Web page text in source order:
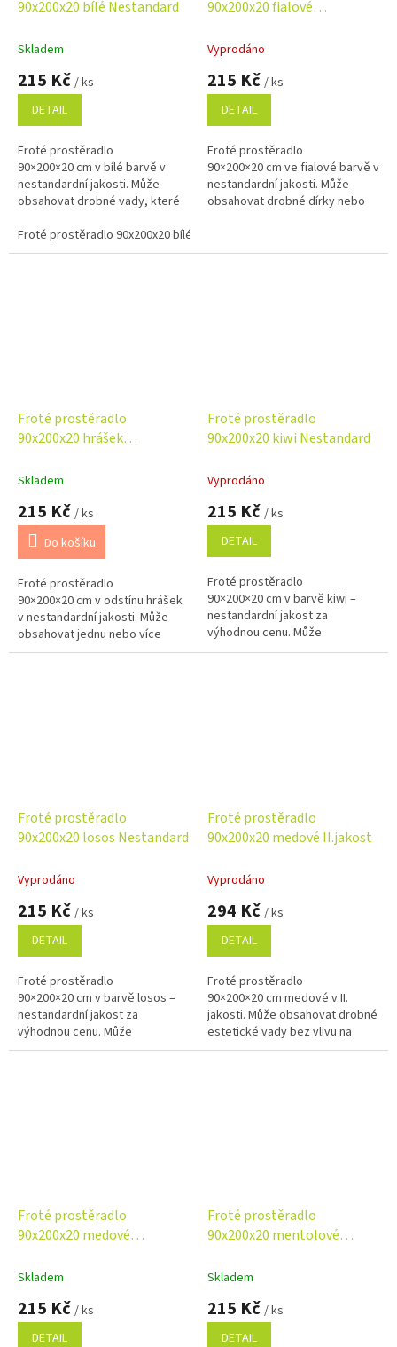
90x200x20 bílé Nestandard
Skladem
215 Kč / ks
DETAIL
Froté prostěradlo
90×200×20 cm v bílé barvě v
nestandardní jakosti. Může
obsahovat drobné vady, které
komfort. Příjemný materiál z
80 %...
Froté prostěradlo 90x200x20 bílé Nestandard
90x200x20 fialové
Vyprodáno
215 Kč / ks
DETAIL
Froté prostěradlo
90×200×20 cm ve fialové barvě v
nestandardní jakosti. Může
obsahovat drobné dírky nebo
z...
Froté prostěradlo
90x200x20 hrášek
Skladem
215 Kč / ks
Do košíku
Froté prostěradlo
90×200×20 cm v odstínu hrášek
v nestandardní jakosti. Může
obsahovat jednu nebo více
malých dírek, které lze snadno
Froté prostěradlo
90x200x20 kiwi Nestandard
Vyprodáno
215 Kč / ks
DETAIL
Froté prostěradlo
90×200×20 cm v barvě kiwi –
nestandardní jakost za
výhodnou cenu. Může
obsahovat drobné opravitelné
Froté prostěradlo
90x200x20 losos Nestandard
Vyprodáno
215 Kč / ks
DETAIL
Froté prostěradlo
90×200×20 cm v barvě losos –
nestandardní jakost za
výhodnou cenu. Může
obsahovat drobné opravitelné
Froté prostěradlo
90x200x20 medové II.jakost
Vyprodáno
294 Kč / ks
DETAIL
Froté prostěradlo
90×200×20 cm medové v II.
jakosti. Může obsahovat drobné
estetické vady bez vlivu na
funkčnost. Příjemný, savý a
Froté prostěradlo
90x200x20 medové
Skladem
215 Kč / ks
DETAIL
Froté prostěradlo
90x200x20 mentolové
Skladem
215 Kč / ks
DETAIL